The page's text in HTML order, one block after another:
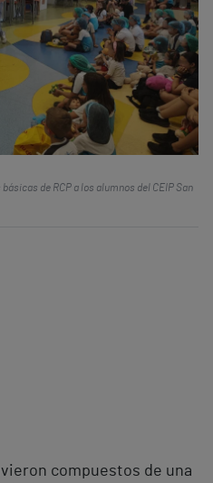
de RCP a los alumnos del CEIP San
compuestos de una